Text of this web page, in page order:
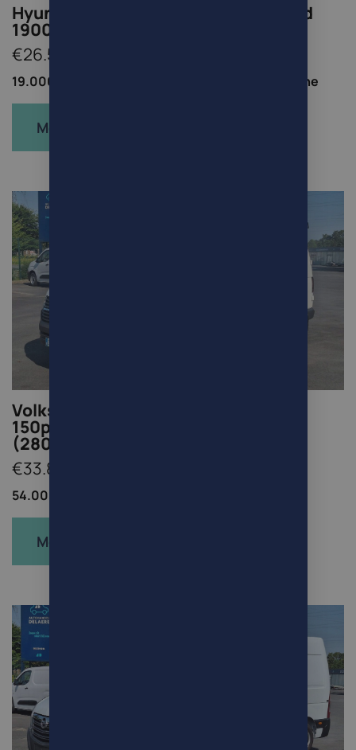
Hyundai TUCSON 1.6i HEV Full-Hybrid
19000km!
€26.500
19.000km / Elektrisch/Benzine
Meer info
Volkswagen T6.1 Transporter 2.0tdi
150pk automaat Prachtstaat!
(28000Euro+Btw/Tva)
€33.880
54.000km /
Meer info